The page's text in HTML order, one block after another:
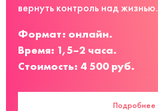
вернуть контроль над жизнью.
Формат: онлайн.
Время: 1,5–2 часа.
Стоимость: 4 500 руб.
Подробнее